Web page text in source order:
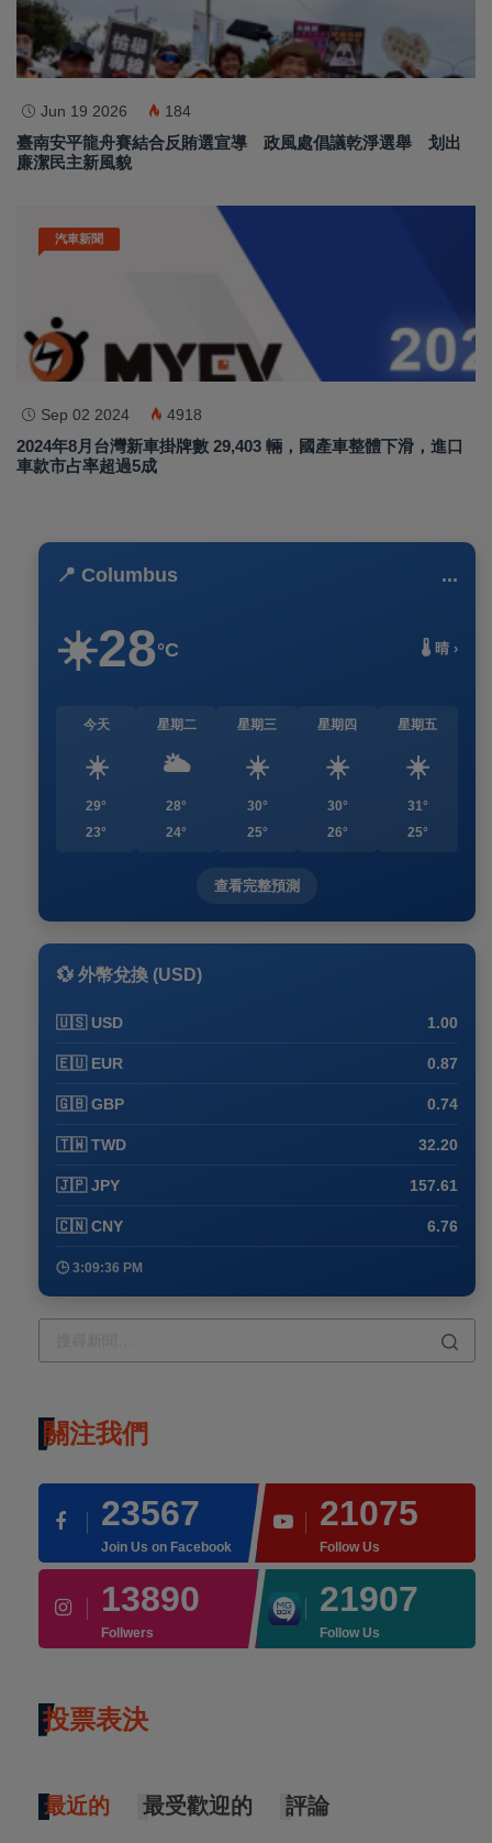
Jun 19 2026 184
臺南安平龍舟賽結合反賄選宣導 政風處倡議乾淨選舉 划出
廉潔民主新風貌
汽車新聞
Sep 02 2024 4918
2024年8月台灣新車掛牌數 29,403 輛，國產車整體下滑，進口
車款市占率超過5成
📍 Columbus ...
☀️28°C 🌡️ 晴 ›
今天
☀️
29°
23°
星期二
🌥️
28°
24°
星期三
☀️
30°
25°
星期四
☀️
30°
26°
星期五
☀️
31°
25°
查看完整預測
💱 外幣兌換 (USD)
🇺🇸 USD 1.00
🇪🇺 EUR 0.87
🇬🇧 GBP 0.74
🇹🇼 TWD 32.20
🇯🇵 JPY 157.61
🇨🇳 CNY 6.76
🕒 3:09:36 PM
關注我們
23567
Join Us on Facebook
21075
Follow Us
13890
Follwers
21907
Follow Us
投票表決
最近的 最受歡迎的 評論